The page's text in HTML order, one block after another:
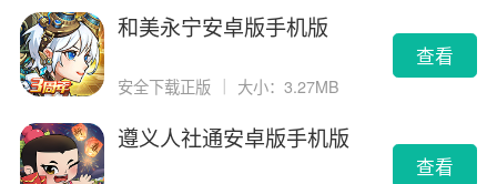
和美永宁安卓版手机版
安全下载正版 大小：3.27MB
查看
遵义人社通安卓版手机版
查看